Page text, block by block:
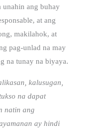
unahin ang buhay
at ang
makilahok, at
pag-unlad na may
na tunay na biyaya.
kalusugan,
na dapat
natin ang
ay hindi